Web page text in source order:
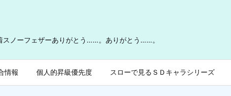
ノーフェザーありがとう……。ありがとう……。
情報 個人的昇級優先度 スローで見るＳＤキャラシリーズ